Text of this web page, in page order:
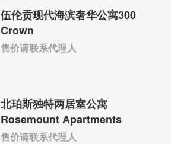
伍伦贡现代海滨奢华公寓300
Crown
售价请联系代理人
北珀斯独特两居室公寓
Rosemount Apartments
售价请联系代理人